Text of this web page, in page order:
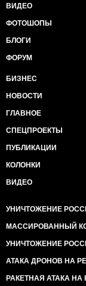
ВИДЕО
ФОТОШОПЫ
БЛОГИ
ФОРУМ
БИЗНЕС
НОВОСТИ
ГЛАВНОЕ
СПЕЦПРОЕКТЫ
ПУБЛИКАЦИИ
КОЛОНКИ
ВИДЕО
УНИЧТОЖЕНИЕ
МАССИРОВАННЫЙ
УНИЧТОЖЕНИЕ
АТАКА ДРОНОВ НА
РАКЕТНАЯ АТАКА НА